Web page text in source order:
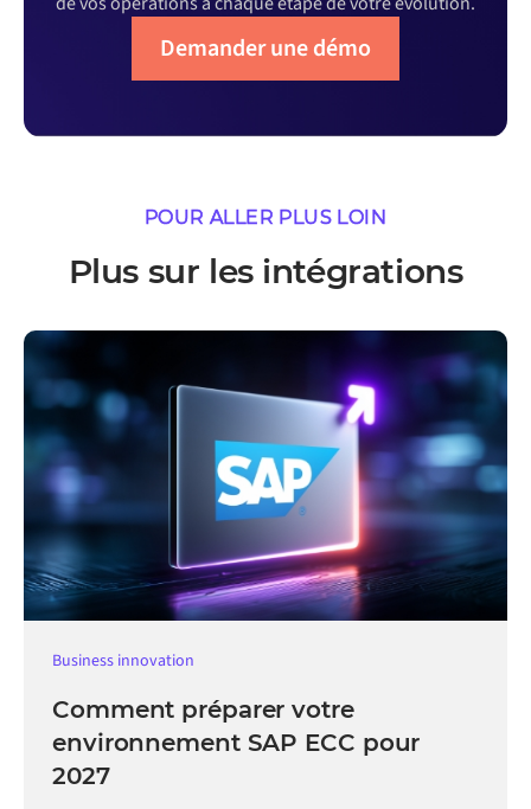
Demander une démo
POUR ALLER PLUS LOIN
Plus sur les intégrations
Business innovation
Comment préparer votre
environnement SAP ECC pour
2027